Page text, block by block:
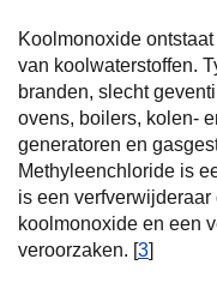
Koolmonoxide
van koolwaterstoffen.
branden, slecht
ovens, boilers, kolen-
generatoren en
Methyleenchloride is
is een
koolmonoxide en een
veroorzaken. [3]